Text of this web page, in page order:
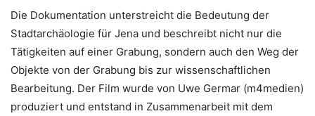
Die Dokumentation unterstreicht die Bedeutung der
Stadtarchäologie für Jena und beschreibt nicht nur die
Tätigkeiten auf einer Grabung, sondern auch den Weg der
Objekte von der Grabung bis zur wissenschaftlichen
Bearbeitung. Der Film wurde von Uwe Germar (m4medien)
produziert und entstand in Zusammenarbeit mit dem